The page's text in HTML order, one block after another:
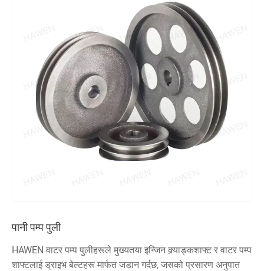
पानी पम्प पुली
HAWEN वाटर पम्प पुलीहरूले मुख्यतया इन्जिन क्र्याङ्कशाफ्ट र वाटर पम्प
शाफ्टलाई ड्राइभ बेल्टहरू मार्फत जडान गर्दछ, जसको प्रसारण अनुपात